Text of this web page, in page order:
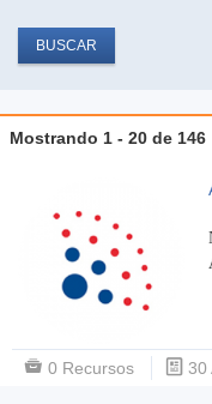
Mostrando 1 - 20 de 146
0 Recursos 30